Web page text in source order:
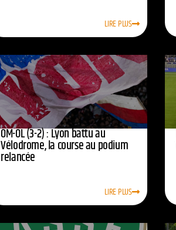
LIRE PLUS
OM-OL (3-2) : Lyon battu au
Vélodrome, la course au podium
relancée
LIRE PLUS